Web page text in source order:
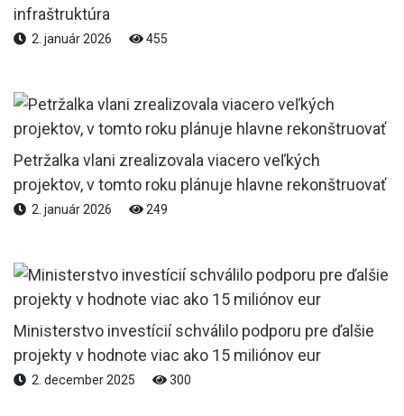
infraštruktúra
2. január 2026 455
Petržalka vlani zrealizovala viacero veľkých
projektov, v tomto roku plánuje hlavne rekonštruovať
2. január 2026 249
Ministerstvo investícií schválilo podporu pre ďalšie
projekty v hodnote viac ako 15 miliónov eur
2. december 2025 300